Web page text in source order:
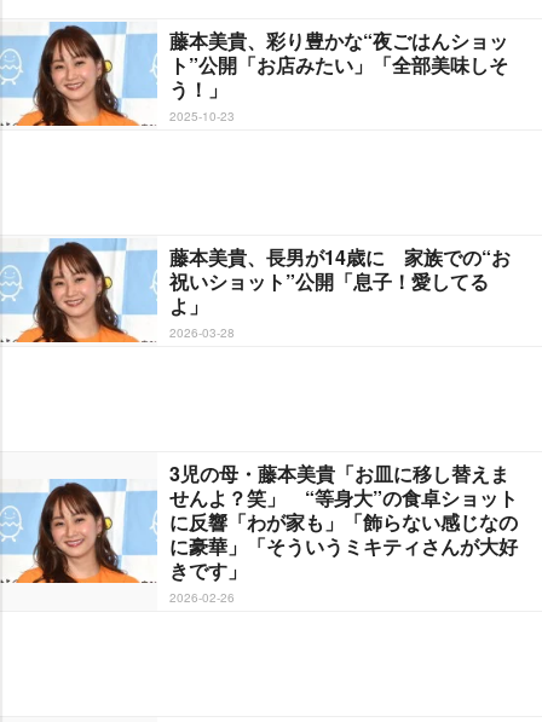
藤本美貴、彩り豊かな“夜ごはんショッ
ト”公開「お店みたい」「全部美味しそ
う！」
2025-10-23
藤本美貴、長男が14歳に 家族での“お
祝いショット”公開「息子！愛してる
よ」
2026-03-28
3児の母・藤本美貴「お皿に移し替えま
せんよ？笑」 “等身大”の食卓ショット
に反響「わが家も」「飾らない感じなの
に豪華」「そういうミキティさんが大好
きです」
2026-02-26